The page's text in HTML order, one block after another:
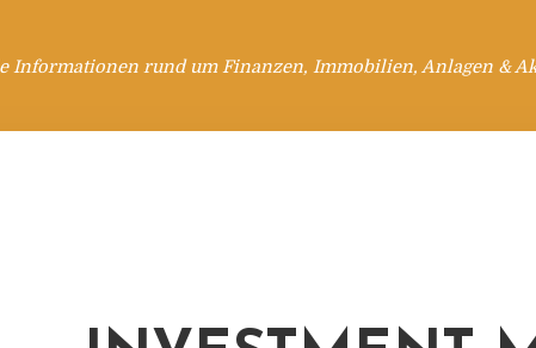
Informationen rund um Finanzen, Immobilien, Anlagen &